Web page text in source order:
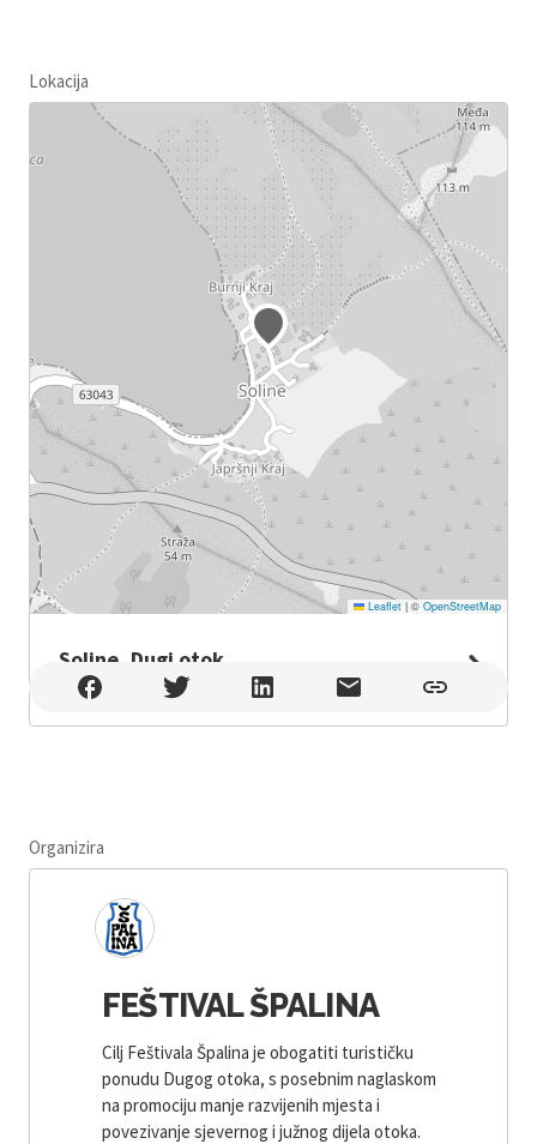
Lokacija
Leaflet |© OpenStreetMap
Soline, Dugi otok
Soline, Dugi otok , Soline
Organizira
FEŠTIVAL ŠPALINA
Cilj Feštivala Špalina je obogatiti turističku
ponudu Dugog otoka, s posebnim naglaskom
na promociju manje razvijenih mjesta i
povezivanje sjevernog i južnog dijela otoka.